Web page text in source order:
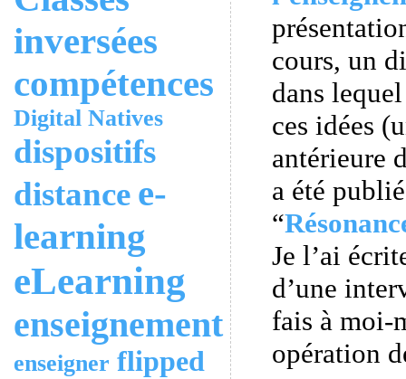
inversées
compétences
Digital Natives
dispositifs
distance e-
learning
eLearning
enseignement
enseigner flipped
cours, un
dans
ces idées
antérieure
a été
“
Je l’ai
d’une
fais à moi-
opération